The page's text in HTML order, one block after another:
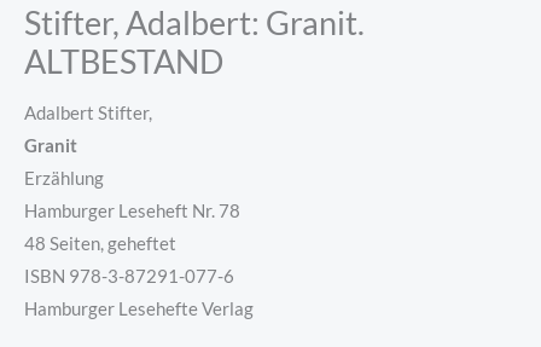
Stifter, Adalbert: Granit.
ALTBESTAND
Adalbert Stifter,
Granit
Erzählung
Hamburger Leseheft Nr. 78
48 Seiten, geheftet
ISBN 978-3-87291-077-6
Hamburger Lesehefte Verlag